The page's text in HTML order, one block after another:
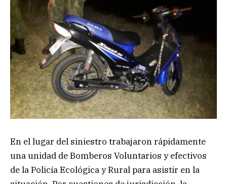
En el lugar del siniestro trabajaron rápidamente
una unidad de Bomberos Voluntarios y efectivos
de la Policía Ecológica y Rural para asistir en la